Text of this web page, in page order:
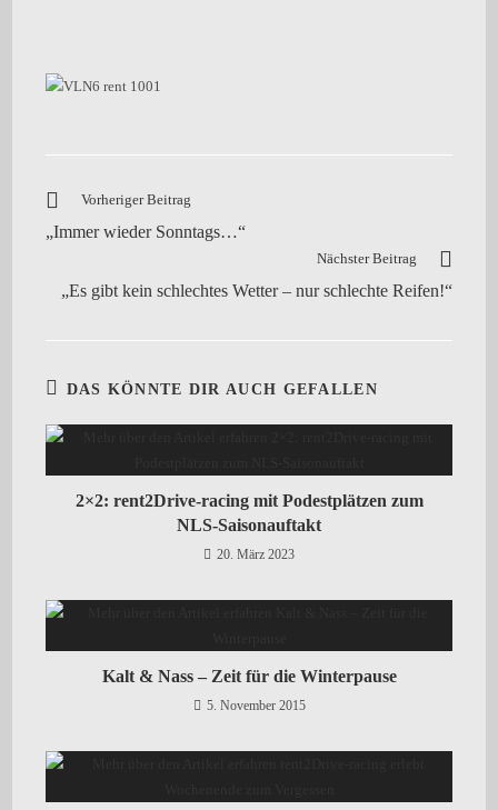
Vorheriger Beitrag
„Immer wieder Sonntags…“
Nächster Beitrag
„Es gibt kein schlechtes Wetter – nur schlechte Reifen!“
DAS KÖNNTE DIR AUCH GEFALLEN
2×2: rent2Drive-racing mit Podestplätzen zum
NLS-Saisonauftakt
20. März 2023
Kalt & Nass – Zeit für die Winterpause
5. November 2015